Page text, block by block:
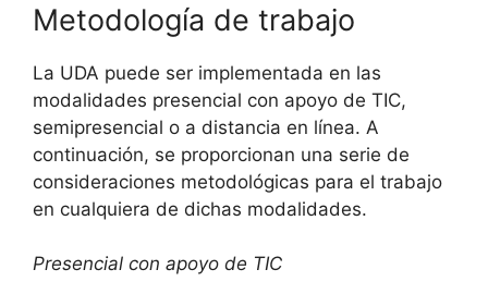
Metodología de trabajo
La UDA puede ser implementada en las
modalidades presencial con apoyo de TIC,
semipresencial o a distancia en línea. A
continuación, se proporcionan una serie de
consideraciones metodológicas para el trabajo
en cualquiera de dichas modalidades.
Presencial con apoyo de TIC